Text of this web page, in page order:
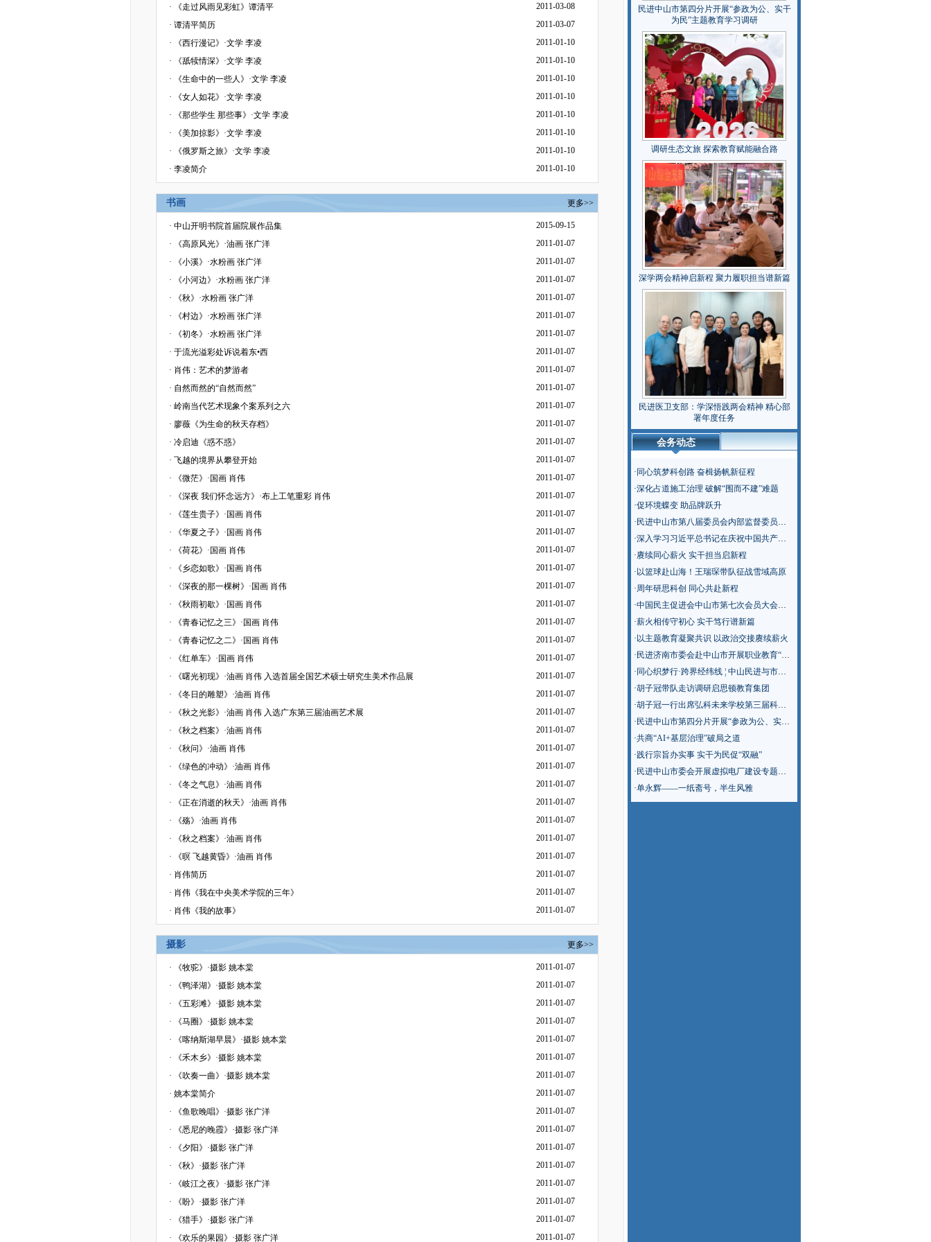
· 《走过风雨见彩虹》谭清平
2011-03-08
· 谭清平简历
2011-03-07
·
《西行漫记》·文学 李凌
2011-01-10
·
《舐犊情深》·文学 李凌
2011-01-10
·
《生命中的一些人》·文学 李凌
2011-01-10
·
《女人如花》·文学 李凌
2011-01-10
·
《那些学生 那些事》·文学 李凌
2011-01-10
·
《美加掠影》·文学 李凌
2011-01-10
·
《俄罗斯之旅》·文学 李凌
2011-01-10
· 李凌简介 2011-01-10
书画 更多>>
· 中山开明书院首届院展作品集
2015-09-15
·
《高原风光》·油画 张广洋
2011-01-07
·
《小溪》·水粉画 张广洋
2011-01-07
·
《小河边》·水粉画 张广洋
2011-01-07
·
《秋》·水粉画 张广洋
2011-01-07
·
《村边》·水粉画 张广洋
2011-01-07
·
《初冬》·水粉画 张广洋
2011-01-07
· 于流光溢彩处诉说着东•西
2011-01-07
· 肖伟：艺术的梦游者
2011-01-07
· 自然而然的“自然而然”
2011-01-07
· 岭南当代艺术现象个案系列之六
2011-01-07
· 廖薇《为生命的秋天存档》
2011-01-07
· 冷启迪《惑不惑》
2011-01-07
· 飞越的境界从攀登开始
2011-01-07
·
《微茫》·国画 肖伟
2011-01-07
·
《深夜 我们怀念远方》·布上工笔重彩 肖伟
2011-01-07
·
《莲生贵子》·国画 肖伟
2011-01-07
·
《华夏之子》·国画 肖伟
2011-01-07
·
《荷花》·国画 肖伟
2011-01-07
·
《乡恋如歌》·国画 肖伟
2011-01-07
·
《深夜的那一棵树》·国画 肖伟
2011-01-07
·
《秋雨初歇》·国画 肖伟
2011-01-07
·
《青春记忆之三》·国画 肖伟
2011-01-07
·
《青春记忆之二》·国画 肖伟
2011-01-07
·
《红单车》·国画 肖伟
2011-01-07
·
《曙光初现》·油画 肖伟 入选首届全国艺术硕士研究生美术作品展
2011-01-07
·
《冬日的雕塑》·油画 肖伟
2011-01-07
·
《秋之光影》·油画 肖伟 入选广东第三届油画艺术展
2011-01-07
·
《秋之档案》·油画 肖伟
2011-01-07
·
《秋问》·油画 肖伟
2011-01-07
·
《绿色的冲动》·油画 肖伟
2011-01-07
·
《冬之气息》·油画 肖伟
2011-01-07
·
《正在消逝的秋天》·油画 肖伟
2011-01-07
·
《殇》·油画 肖伟
2011-01-07
·
《秋之档案》·油画 肖伟
2011-01-07
·
《暝 飞越黄昏》·油画 肖伟
2011-01-07
· 肖伟简历
2011-01-07
· 肖伟《我在中央美术学院的三年》
2011-01-07
· 肖伟《我的故事》 2011-01-07
摄影 更多>>
· 《牧驼》·摄影 姚本棠
2011-01-07
·
《鸭泽湖》·摄影 姚本棠
2011-01-07
·
《五彩滩》·摄影 姚本棠
2011-01-07
·
《马圈》·摄影 姚本棠
2011-01-07
·
《喀纳斯湖早晨》·摄影 姚本棠
2011-01-07
·
《禾木乡》·摄影 姚本棠
2011-01-07
·
《吹奏一曲》·摄影 姚本棠
2011-01-07
· 姚本棠简介
2011-01-07
·
《鱼歌晚唱》·摄影 张广洋
2011-01-07
·
《悉尼的晚霞》·摄影 张广洋
2011-01-07
·
《夕阳》·摄影 张广洋
2011-01-07
·
《秋》·摄影 张广洋
2011-01-07
·
《岐江之夜》·摄影 张广洋
2011-01-07
·
《盼》·摄影 张广洋
2011-01-07
·
《猎手》·摄影 张广洋
2011-01-07
·
《欢乐的果园》·摄影 张广洋 2011-01-07
民进中山市第四分片开展“参政为公、实干
为民”主题教育学习调研
调研生态文旅 探索教育赋能融合路
深学两会精神启新程 聚力履职担当谱新篇
民进医卫支部：学深悟践两会精神 精心部
署年度任务
会务动态
· 同心筑梦科创路 奋楫扬帆新征程
·深化占道施工治理 破解“围而不建”难题
·促环境蝶变 助品牌跃升
· 民进中山市第八届委员会内部监督委员会召开第一次会议
·深入学习习近平总书记在庆祝中国共产党成立105周年大会上的重要讲话精神
·赓续同心薪火 实干担当启新程
· 以篮球赴山海！王瑞琛带队征战雪域高原
·周年研思科创 同心共赴新程
·中国民主促进会中山市第七次会员大会召开
·薪火相传守初心 实干笃行谱新篇
· 以主题教育凝聚共识 以政治交接赓续薪火
· 民进济南市委会赴中山市开展职业教育“新双高”建设专题调研
· 同心织梦行·跨界经纬线 ¦ 中山民进与市教师发展中心“青春聊聊吧”活动走进南侨英才学校
·胡子冠带队走访调研启思顿教育集团
·胡子冠一行出席弘科未来学校第三届科技节
· 民进中山市第四分片开展“参政为公、实干为民”主题教育学习调研
·共商“AI+基层治理”破局之道
·践行宗旨办实事 实干为民促“双融”
· 民进中山市委会开展虚拟电厂建设专题调研
·单永辉——一纸斋号，半生风雅